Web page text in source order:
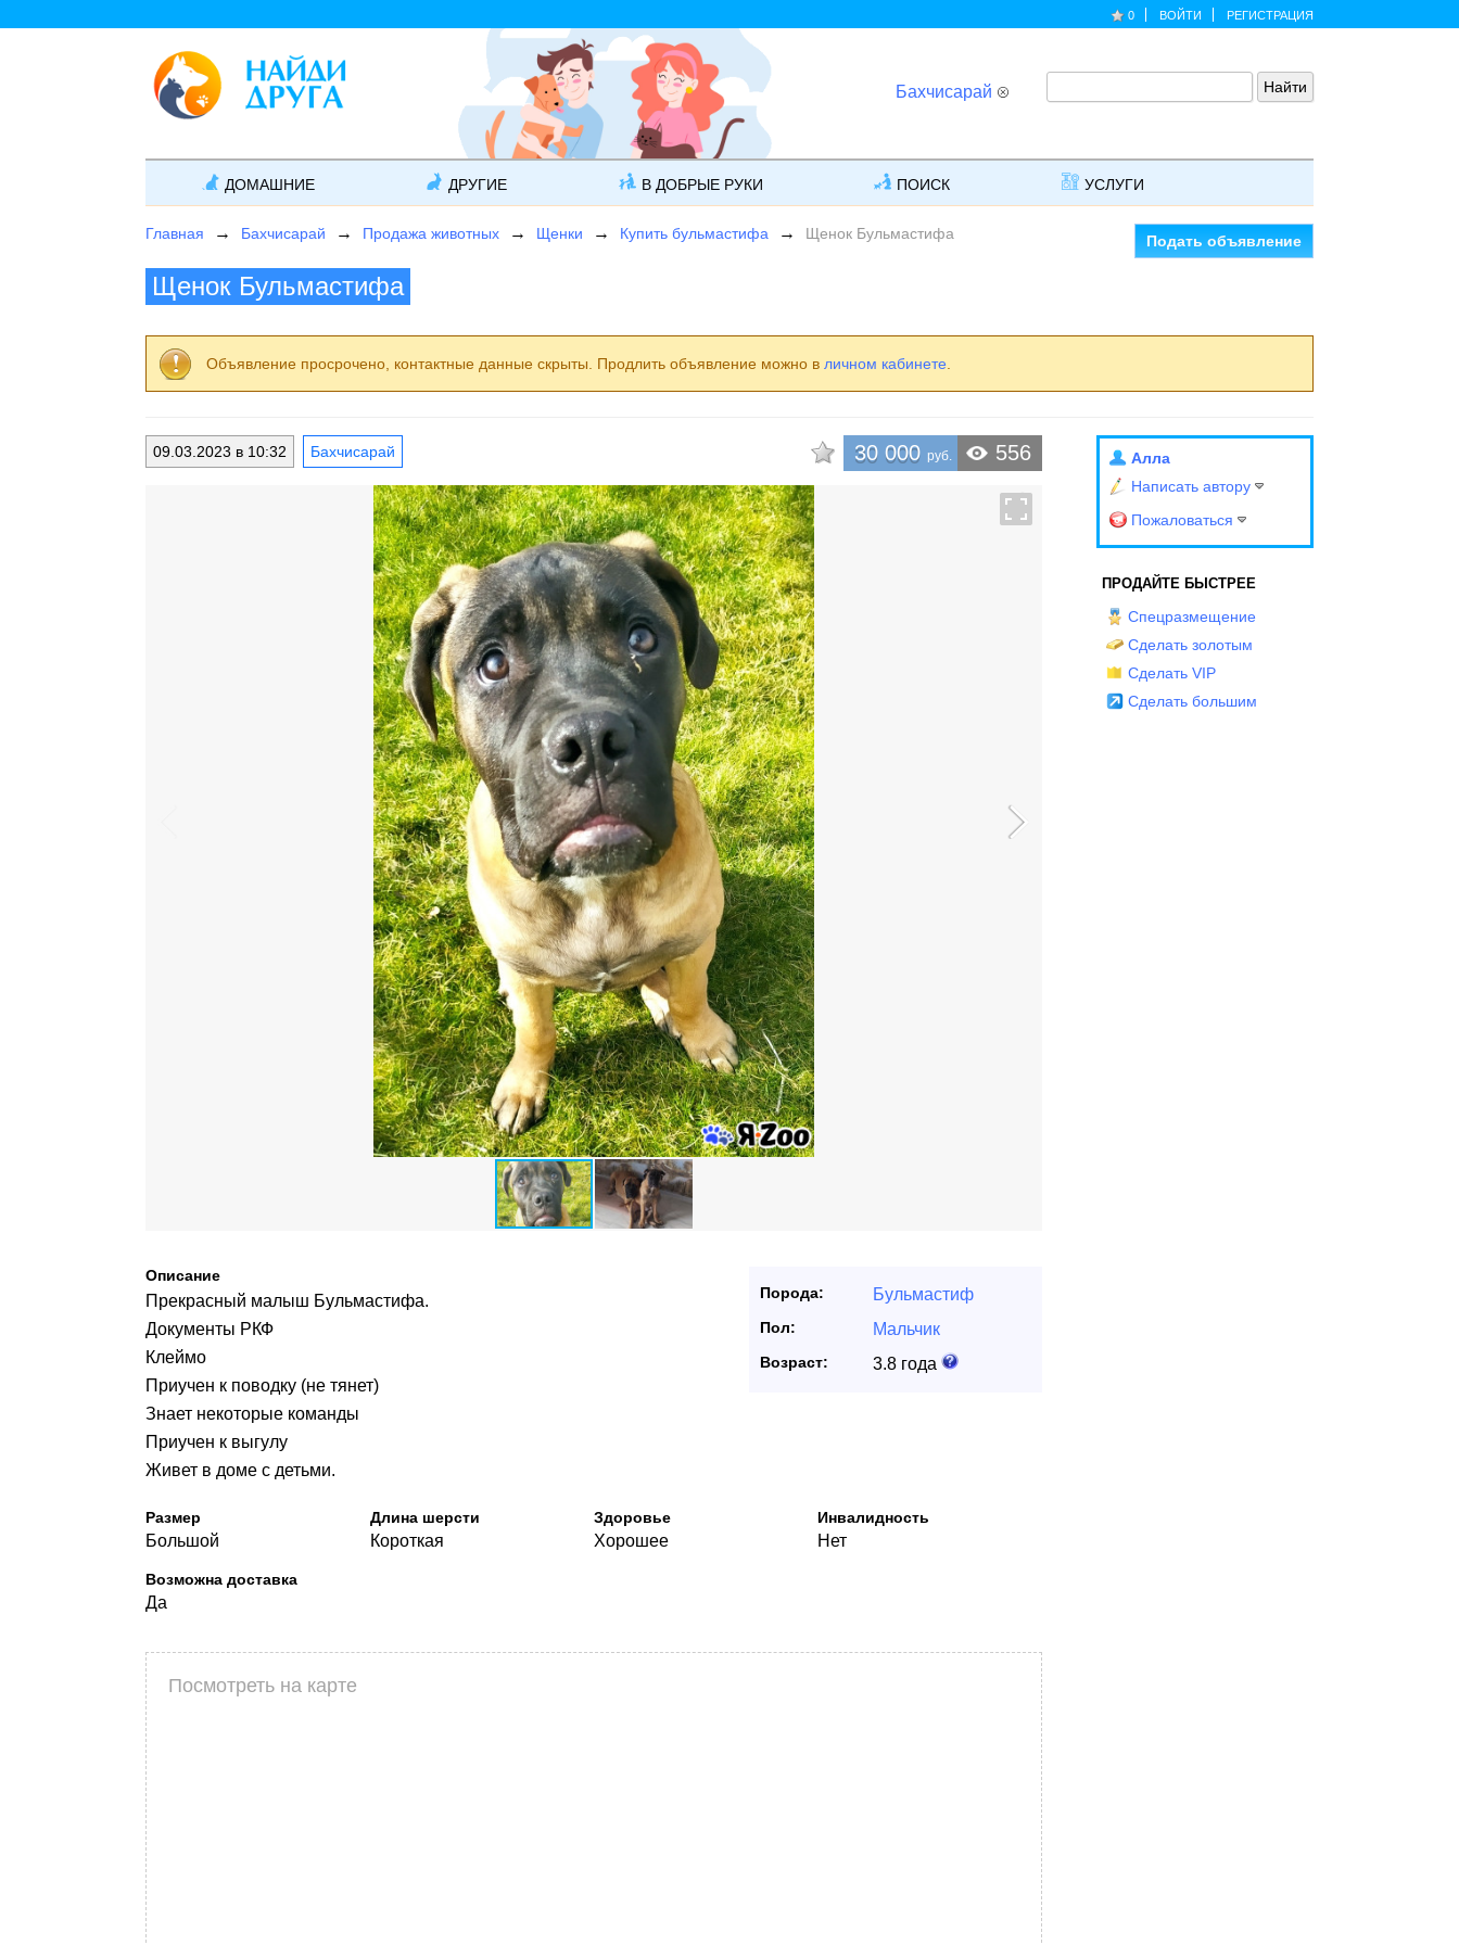
0 ВОЙТИ РЕГИСТРАЦИЯ
Бахчисарай
ДОМАШНИЕ ДРУГИЕ В ДОБРЫЕ РУКИ ПОИСК УСЛУГИ
Главная Бахчисарай Продажа животных Щенки Купить бульмастифа Щенок Бульмастифа Подать объявление
Щенок Бульмастифа
Объявление просрочено, контактные данные скрыты. Продлить объявление можно вличном кабинете.
Алла
Написать автору
Пожаловаться
ПРОДАЙТЕ БЫСТРЕЕ
Спецразмещение
Сделать золотым
Сделать VIP
Сделать большим
556
30 000 руб.
09.03.2023 в 10:32 Бахчисарай
Порода: Бульмастиф
Пол: Мальчик
Возраст: 3.8 года
Описание
Прекрасный малыш Бульмастифа.
Документы РКФ
Клеймо
Приучен к поводку (не тянет)
Знает некоторые команды
Приучен к выгулу
Живет в доме с детьми.
Размер
Большой
Длина шерсти
Короткая
Здоровье
Хорошее
Инвалидность
Нет
Возможна доставка
Да
Посмотреть на карте